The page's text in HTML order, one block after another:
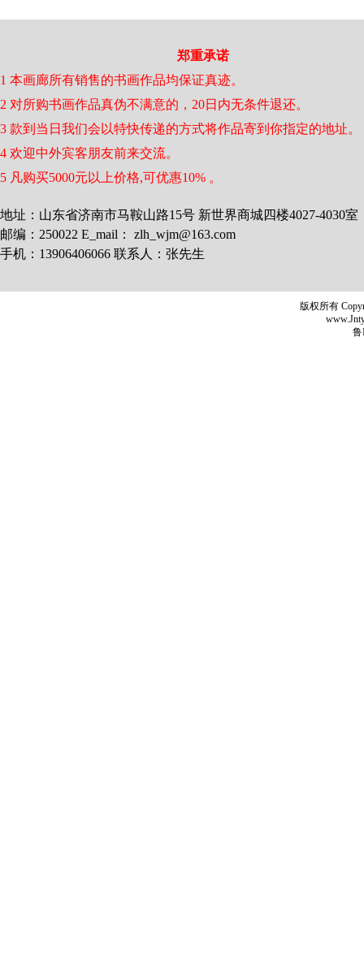
郑重承诺
1 本画廊所有销售的书画作品均保证真迹。
2 对所购书画作品真伪不满意的，20日内无条件退还。
3 款到当日我们会以特快传递的方式将作品寄到你指定的地址。
4 欢迎中外宾客朋友前来交流。
5 凡购买5000元以上价格,可优惠10% 。
地址：山东省济南市马鞍山路15号 新世界商城四楼4027-4030室
邮编：250022 E_mail： zlh_wjm@163.com
手机：13906406066 联系人：张先生
版权所有
鲁